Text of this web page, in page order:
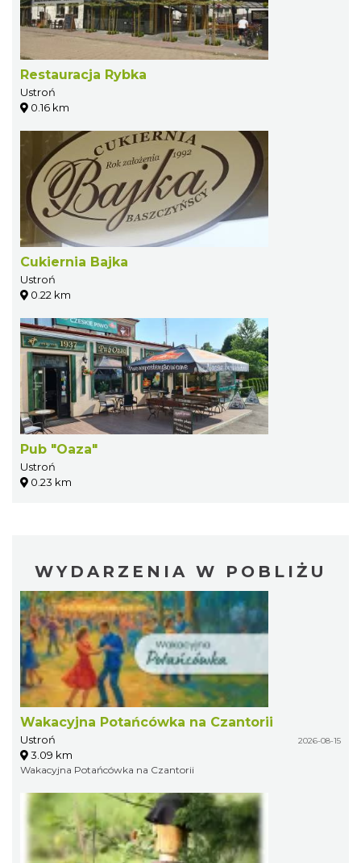
Restauracja Rybka
Ustroń
0.16 km
Cukiernia Bajka
Ustroń
0.22 km
Pub "Oaza"
Ustroń
0.23 km
WYDARZENIA W POBLIŻU
Wakacyjna Potańcówka na Czantorii
Ustroń 2026-08-15
3.09 km
Wakacyjna Potańcówka na Czantorii